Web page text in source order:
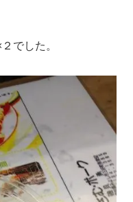
でした。